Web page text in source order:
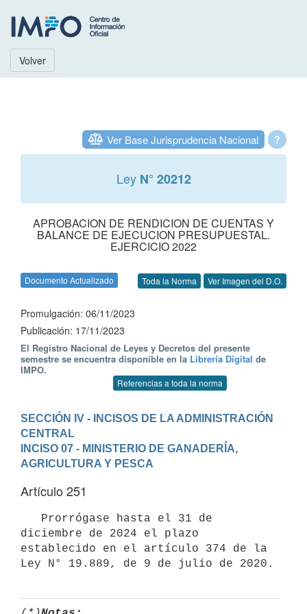
Volver
?
Ver Base Jurisprudencia Nacional
Ley N° 20212
APROBACION DE RENDICION DE CUENTAS Y
BALANCE DE EJECUCION PRESUPUESTAL.
EJERCICIO 2022
Documento Actualizado Toda la Norma Ver Imagen del D.O.
Promulgación: 06/11/2023
Publicación: 17/11/2023
El Registro Nacional de Leyes y Decretos del presente
semestre se encuentra disponible en la Librería Digital de
IMPO.
Referencias a toda la norma
SECCIÓN IV - INCISOS DE LA ADMINISTRACIÓN
CENTRAL
INCISO 07 - MINISTERIO DE GANADERÍA,
AGRICULTURA Y PESCA
Artículo 251
diciembre de 2024 el plazo
establecido en el artículo 374 de la